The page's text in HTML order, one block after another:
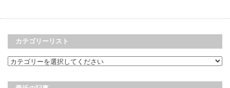
カテゴリーリスト